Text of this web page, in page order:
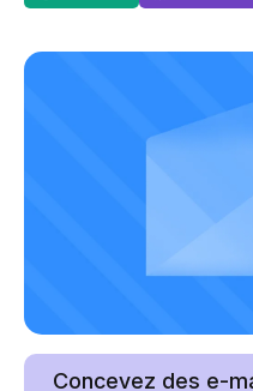
Concevez des e-